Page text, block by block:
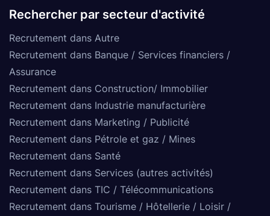
Rechercher par secteur d'activité
Recrutement dans Autre
Recrutement dans Banque / Services financiers /
Assurance
Recrutement dans Construction/ Immobilier
Recrutement dans Industrie manufacturière
Recrutement dans Marketing / Publicité
Recrutement dans Pétrole et gaz / Mines
Recrutement dans Santé
Recrutement dans Services (autres activités)
Recrutement dans TIC / Télécommunications
Recrutement dans Tourisme / Hôtellerie / Loisir /